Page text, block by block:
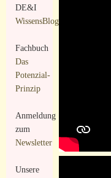
DE&I
WissensBlog
Fachbuch
Das
Potenzial-
Prinzip
Anmeldung
zum
Newsletter
Unsere